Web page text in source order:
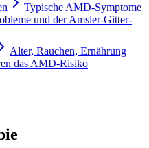
Typische AMD-Symptome
und der Amsler-Gitter-
Alter, Rauchen, Ernährung
das AMD-Risiko